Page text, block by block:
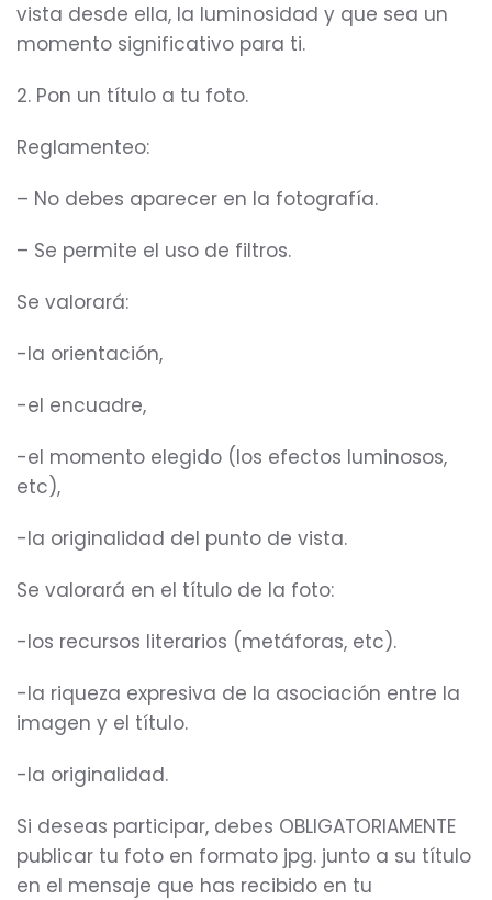
vista desde ella, la luminosidad y que sea un
momento significativo para ti.
2. Pon un título a tu foto.
Reglamenteo:
– No debes aparecer en la fotografía.
– Se permite el uso de filtros.
Se valorará:
-la orientación,
-el encuadre,
-el momento elegido (los efectos luminosos,
etc),
-la originalidad del punto de vista.
Se valorará en el título de la foto:
-los recursos literarios (metáforas, etc).
-la riqueza expresiva de la asociación entre la
imagen y el título.
-la originalidad.
Si deseas participar, debes OBLIGATORIAMENTE
publicar tu foto en formato jpg. junto a su título
en el mensaje que has recibido en tu